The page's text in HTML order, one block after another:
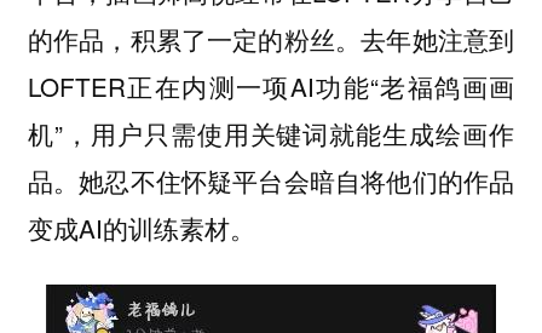
的作品，积累了一定的粉丝。去年她注意到
LOFTER正在内测一项AI功能“老福鸽画画
机”，用户只需使用关键词就能生成绘画作
品。她忍不住怀疑平台会暗自将他们的作品
变成AI的训练素材。